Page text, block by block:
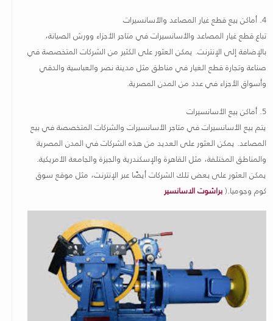
4. أماكن بيع قطع غيار المصاعد والأسانسيرات
تباع قطع غيار المصاعد والأسانسيرات في متاجر الأجزاء وورش الصيانة،
بالإضافة إلى الإنترنت. يمكن العثور على الكثير من الشركات المتخصصة في
صناعة وتجارة قطع الغيار في مناطق مثل مدينة نصر والعباسية والدقي
وأسواق الأجزاء في عدد من المدن المصرية.
5. أماكن بيع الأسانسيرات
يتم بيع الأسانسيرات في متاجر الأسانسيرات والشركات المتخصصة في بيع
المصاعد. يمكن العثور على العديد من هذه الشركات في المدن المصرية
والمناطق المختلفة، مثل القاهرة والإسكندرية والجيزة والجامعة الأمريكية.
يمكن العثور على بعض تلك الشركات أيضًا عبر الإنترنت، مثل موقع سوق
كوم وجوميا.(براشوت الاسانسير